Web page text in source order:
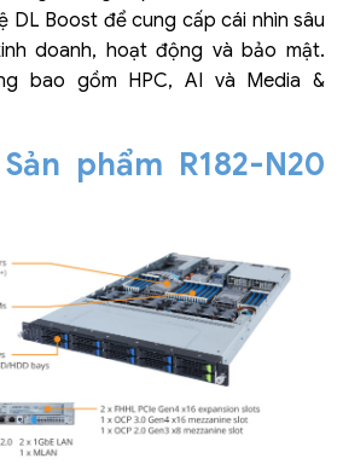
DL Boost để cung cấp cái nhìn sâu
doanh, hoạt động và bảo mật.
bao gồm HPC, AI và Media &
phẩm R182-N20